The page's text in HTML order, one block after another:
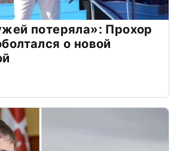
потеряла»: Прохор
о новой